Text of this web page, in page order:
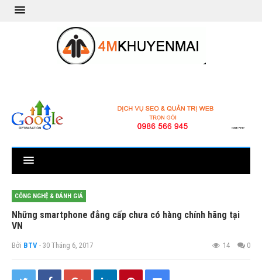
CÔNG NGHỆ & ĐÁNH GIÁ
Những smartphone đẳng cấp chưa có hàng chính hãng tại
VN
Bởi BTV - 30 Tháng 6, 2017 14 0